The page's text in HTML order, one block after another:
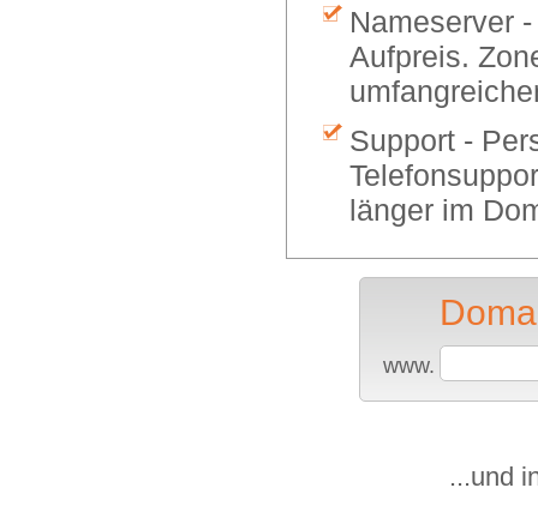
Nameserver
Aufpreis.
Support -
länger im
www.
...und